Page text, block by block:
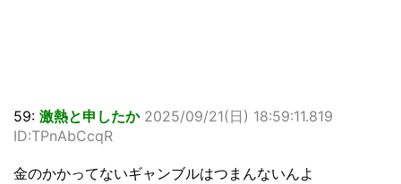
59: 激熱と申したか 2025/09/21(日) 18:59:11.819
ID:TPnAbCcqR
金のかかってないギャンブルはつまんないんよ